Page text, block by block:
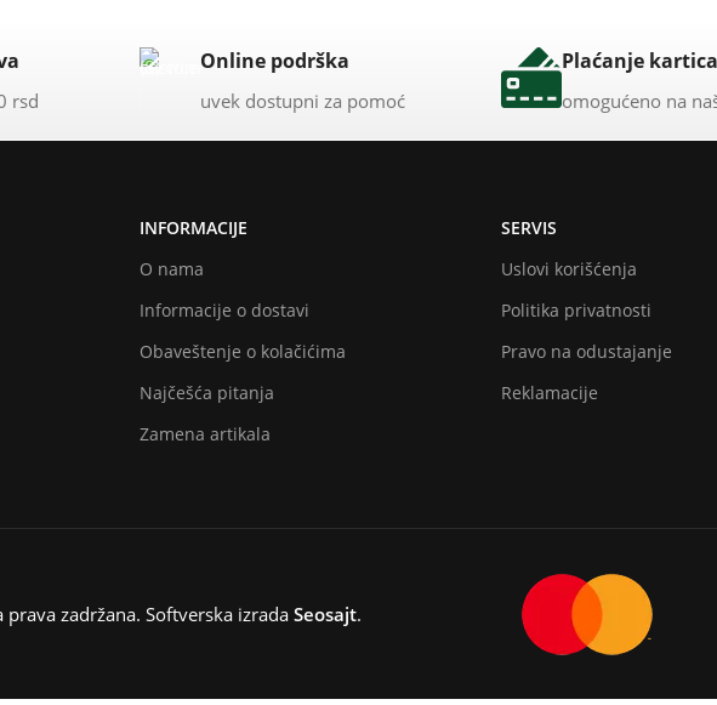
rsd
Online podrška
uvek dostupni za pomoć
Plaćanje
omogućeno na
INFORMACIJE
O nama
Informacije o dostavi
Obaveštenje o kolačićima
Najčešća pitanja
Zamena artikala
SERVIS
Uslovi korišćenja
Politika privatnosti
Pravo na odustajanje
Reklamacije
zadržana. Softverska izrada Seosajt.